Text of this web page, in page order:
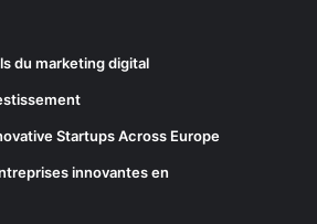
du marketing digital
Startups Across Europe
innovantes en